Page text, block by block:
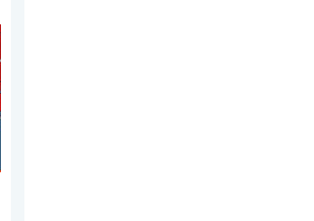
i oko 40°C. . . utorak, 4. avgust 2026.